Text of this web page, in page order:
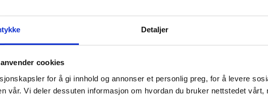
Detaljer
cookies
for å gi innhold og annonser et personlig preg, for å levere
vår. Vi deler dessuten informasjon om hvordan du bruker nettstedet vårt,